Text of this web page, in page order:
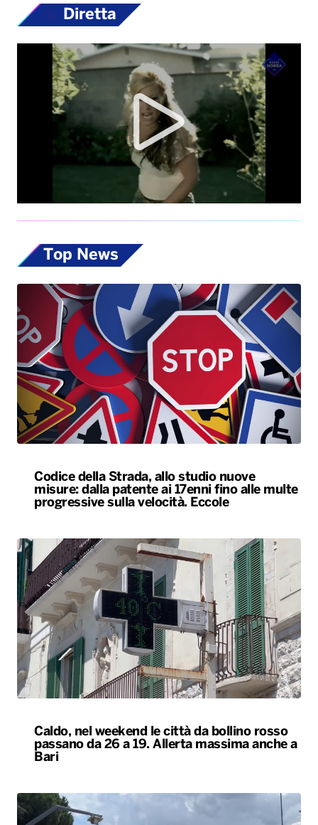
Diretta
Top News
Codice della Strada, allo studio nuove
misure: dalla patente ai 17enni fino alle multe
progressive sulla velocità. Eccole
Caldo, nel weekend le città da bollino rosso
passano da 26 a 19. Allerta massima anche a
Bari